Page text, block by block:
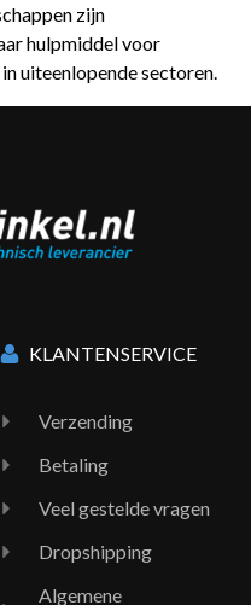
zijn
hulpmiddel voor
uiteenlopende sectoren.
KLANTENSERVICE
Verzending
Betaling
Veel gestelde vragen
Dropshipping
Algemene